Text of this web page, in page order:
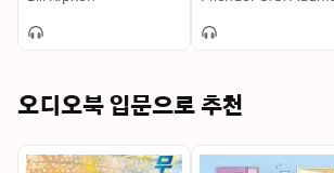
오디오북 입문으로 추천